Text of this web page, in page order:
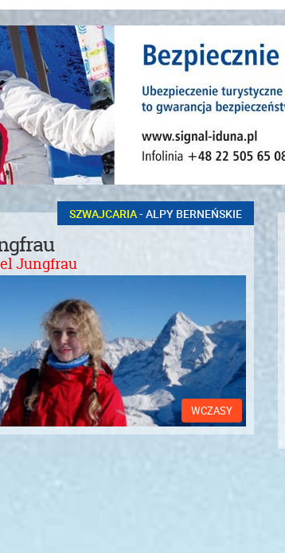
SZWAJCARIA- ALPY BERNEŃSKIE
Jungfrau
WCZASY